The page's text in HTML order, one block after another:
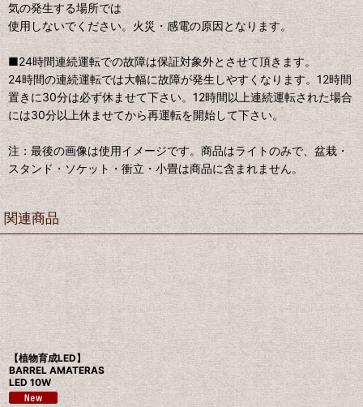
気の発生する場所では
使用しないでください。火災・感電の原因となります。
■24時間連続運転での故障は保証対象外とさせて頂きます。
24時間の連続運転では大幅に故障が発生しやすくなります。12時間
置きに30分は必ず休ませて下さい。12時間以上連続運転された場合
には30分以上休ませてから再運転を開始して下さい。
注：最後の画像は使用イメージです。商品はライトのみで、盆栽・
スタンド・ソケット・衝立・小畳は商品に含まれません。
関連商品
【植物育成LED】
BARREL AMATERAS
LED 10W